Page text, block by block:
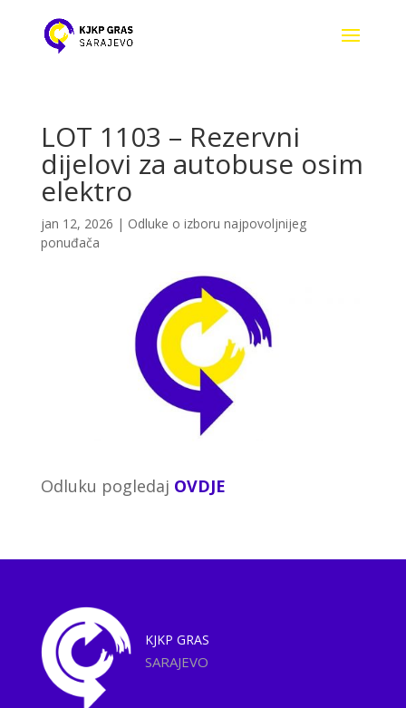
LOT 1103 – Rezervni
dijelovi za autobuse osim
elektro
jan 12, 2026 | Odluke o izboru najpovoljnijeg
ponuđača
Odluku pogledaj OVDJE
KJKP GRAS
SARAJEVO